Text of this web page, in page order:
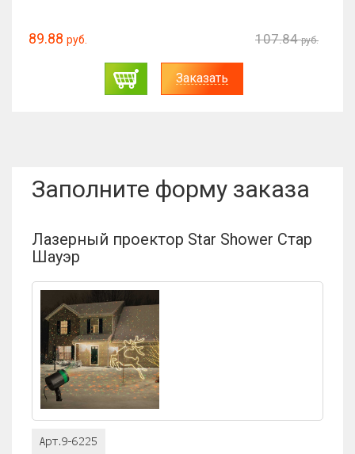
89.88 руб. 107.84 руб.
Заказать
Заполните форму заказа
Лазерный проектор Star Shower Стар
Шауэр